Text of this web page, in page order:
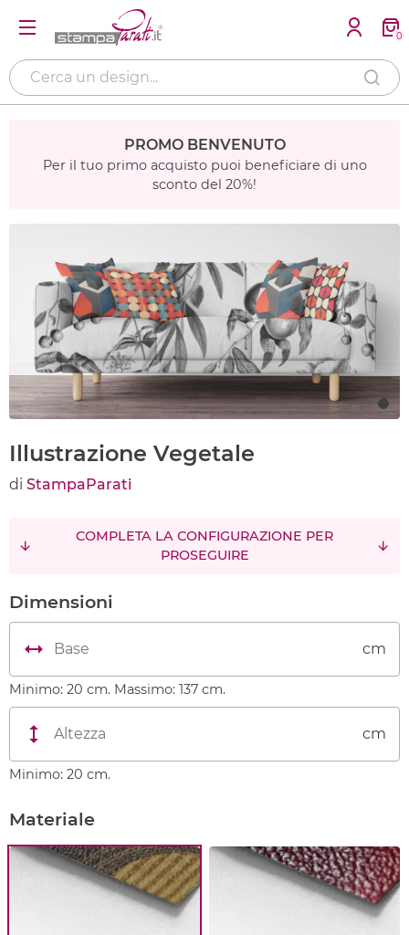
0
PROMO BENVENUTO
Per il tuo primo acquisto puoi beneficiare di uno
sconto del 20%!
Illustrazione Vegetale
di StampaParati
COMPLETA LA CONFIGURAZIONE PER
PROSEGUIRE
Dimensioni
cm
Minimo: 20 cm. Massimo: 137 cm.
cm
Minimo: 20 cm.
Materiale